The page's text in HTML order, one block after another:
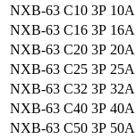
NXB-63 C10 3P 10A
NXB-63 C16 3P 16A
NXB-63 C20 3P 20A
NXB-63 C25 3P 25A
NXB-63 C32 3P 32A
NXB-63 C40 3P 40A
NXB-63 C50 3P 50A